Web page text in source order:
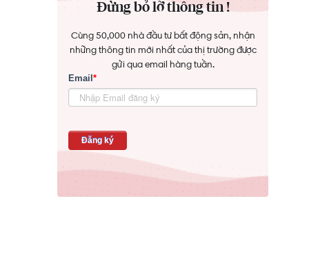
Đừng bỏ lỡ thông tin !
Cùng 50,000 nhà đầu tư bất động sản, nhận
những thông tin mới nhất của thị trường được
gửi qua email hàng tuần.